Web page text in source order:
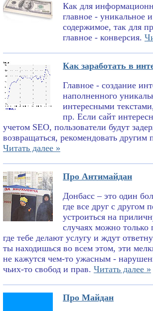
Как для
главное - уникальное
содержимое, так для
главное - конверсия.
Как заработать в
Главное - создание
наполненного
интересными
пр. Если сайт
учетом SEO, пользователи будут
возвращаться, рекомендовать другим
Читать далее »
Про Антимайдан
Донбасс – это один
где все друг с другом
устроиться на
случаях можно только
где тебе делают услугу и ждут
ты находишься во всем этом, эти
не кажутся чем-то ужасным -
чьих-то свобод и прав. Читать далее »
Про Майдан